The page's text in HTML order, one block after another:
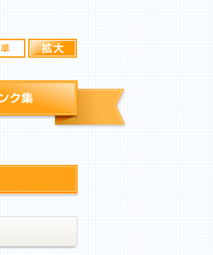
標準
リンク集